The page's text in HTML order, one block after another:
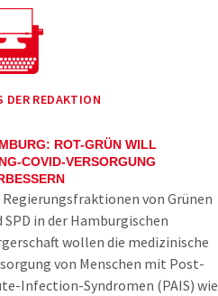
DER REDAKTION
ROT-GRÜN WILL
COVID-VERSORGUNG
Regierungsfraktionen von Grünen
SPD in der Hamburgischen
wollen die medizinische
von Menschen mit Post-
Infection-Syndromen (PAIS) wie